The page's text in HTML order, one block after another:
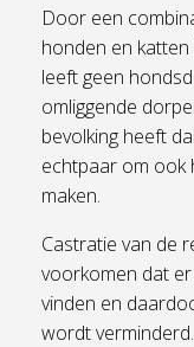
Door een
honden en
leeft geen
omliggende
bevolking heeft
echtpaar om ook
maken.
Castratie van de
voorkomen dat
vinden en
wordt